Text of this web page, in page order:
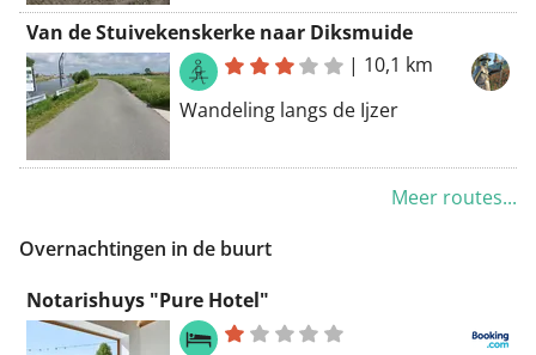
Naar Haverstraat 2, 8600 Esen,
België
Routering Wandel - mooiste
Van de Stuivekenskerke naar Diksmuide
| 10,1 km
Wandeling langs de Ijzer
Meer routes...
Overnachtingen in de buurt
Notarishuys "Pure Hotel"